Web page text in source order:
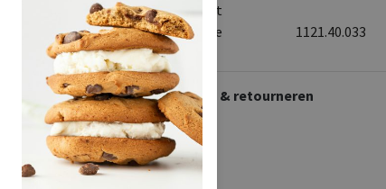
buitenkant
Bestelcode 1121.40.033
Bezorgen & retourneren